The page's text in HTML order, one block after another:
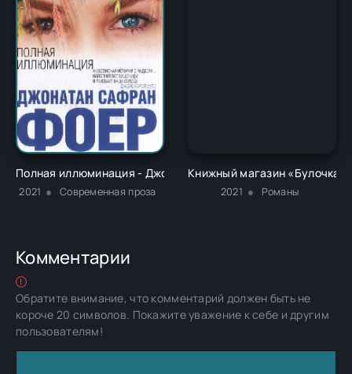
Полная иллюминация - Джонатан Сафран Фоер
2021 Современная проза
Книжный магазин «Булочка
2021 Романы
Комментарии
Обратите внимание, что комментарий должен быть не
короче 20 символов. Покажите уважение к себе и другим
пользователям!